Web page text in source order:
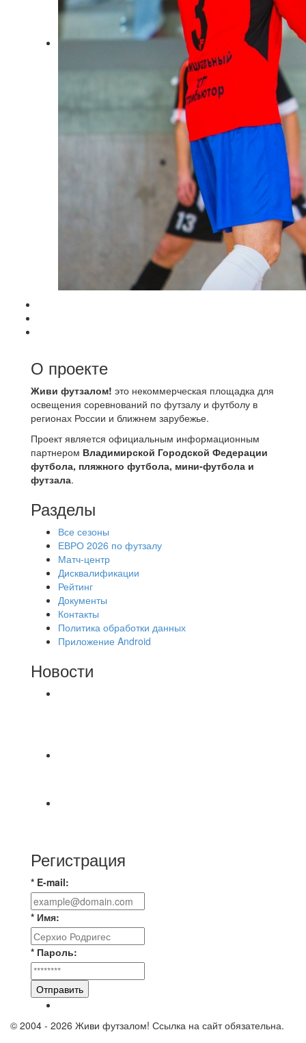
О проекте
Живи футзалом! это некоммерческая площадка для
освещения соревнований по футзалу и футболу в
регионах России и ближнем зарубежье.
Проект является официальным информационным
партнером Владимирской Городской Федерации
футбола, пляжного футбола, мини-футбола и
футзала.
Разделы
Все сезоны
ЕВРО 2026 по футзалу
Матч-центр
Дисквалификации
Рейтинг
Документы
Контакты
Политика обработки данных
Приложение Android
Новости
Регистрация
* E-mail:
* Имя:
* Пароль:
Отправить
© 2004 - 2026 Живи футзалом! Ссылка на сайт обязательна.